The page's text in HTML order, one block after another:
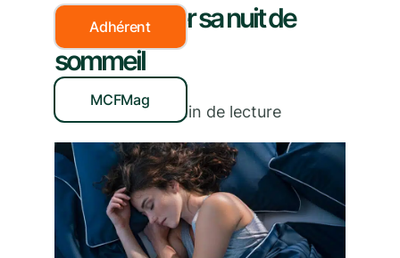
Adhérent
MCFMag
Bien préparer sa nuit de
sommeil
21/09/2022 min de lecture